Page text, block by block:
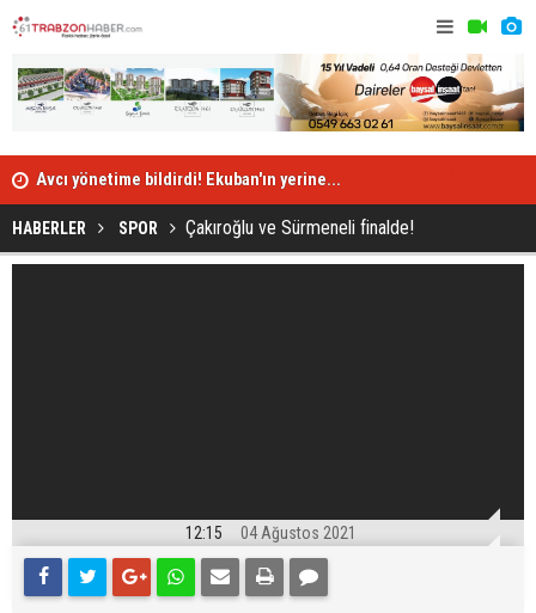
Avcı yönetime bildirdi! Ekuban'ın yerine...
HABERLER SPOR Çakıroğlu ve Sürmeneli finalde!
12:15 04 Ağustos 2021